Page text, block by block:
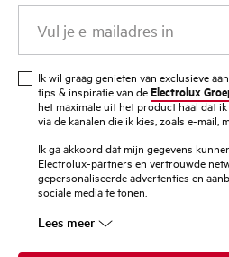
mailadres
Ik wil graag genieten van exclusieve
tips & inspiratie van deElectrolux
het maximale uit het product haal dat
via de kanalen die ik kies, zoals e-mail,
Ik ga akkoord dat mijn gegevens
Electrolux-partners en vertrouwde
gepersonaliseerde advertenties en
sociale media te tonen.
Lees meer